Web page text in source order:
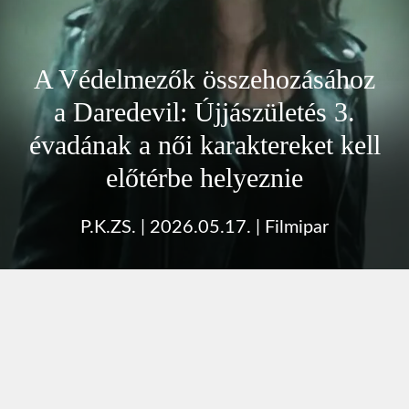
A Védelmezők összehozásához
a Daredevil: Újjászületés 3.
évadának a női karaktereket kell
előtérbe helyeznie
P.K.ZS. 2026.05.17. Filmipar